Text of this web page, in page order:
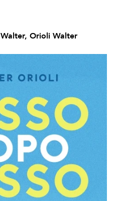
Orioli Walter